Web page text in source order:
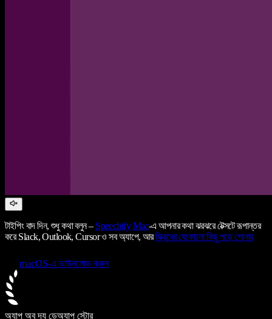
টাইপিং বাদ দিন, শুধু কথা বলুন – Speechify Mac-এ আপনার কথা ঝরঝরে টেক্সটে রূপান্তর
করে Slack, Outlook, Cursor ও সব অ্যাপে, আরস্ক্রিনের যেকোনো কিছু পড়ে শোনায়
macOS-এ ডাউনলোড করুন
অ্যাপ অব দ্য ডেঅ্যাপ স্টোর